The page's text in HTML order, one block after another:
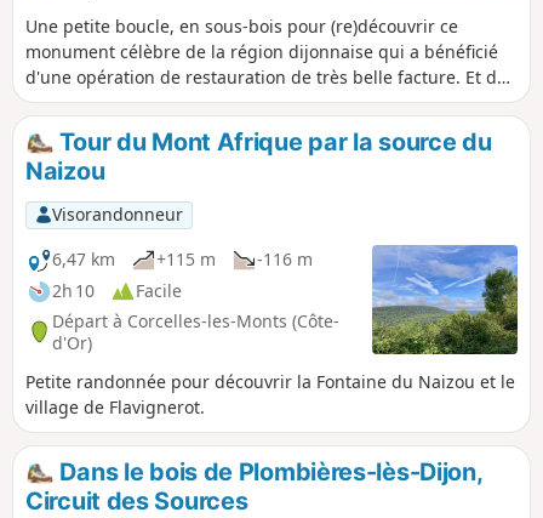
Une petite boucle, en sous-bois pour (re)découvrir ce
monument célèbre de la région dijonnaise qui a bénéficié
d'une opération de restauration de très belle facture. Et de
très belles vues sur le Dijonnais et la vallée de l'Ouche. Très
sympathique à faire par nuit de pleine lune.
Tour du Mont Afrique par la source du
Naizou
Visorandonneur
6,47 km
+115 m
-116 m
2h 10
Facile
Départ à Corcelles-les-Monts (Côte-
d'Or)
Petite randonnée pour découvrir la Fontaine du Naizou et le
village de Flavignerot.
Dans le bois de Plombières-lès-Dijon,
Circuit des Sources